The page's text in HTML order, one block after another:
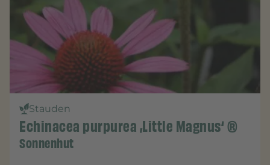
Stauden
Echinacea purpurea ‚Little Magnus‘ ®
Sonnenhut